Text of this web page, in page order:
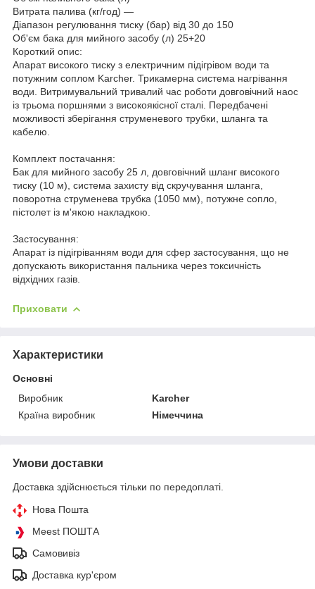
Витрата палива (кг/год) —
Діапазон регулювання тиску (бар) від 30 до 150
Об'єм бака для мийного засобу (л) 25+20
Короткий опис:
Апарат високого тиску з електричним підігрівом води та
потужним соплом Karcher. Трикамерна система нагрівання
води. Витримувальний тривалий час роботи довговічний наос
із трьома поршнями з високоякісної сталі. Передбачені
можливості зберігання струменевого трубки, шланга та
кабелю.
Комплект постачання:
Бак для мийного засобу 25 л, довговічний шланг високого
тиску (10 м), система захисту від скручування шланга,
поворотна струменева трубка (1050 мм), потужне сопло,
пістолет із м'якою накладкою.
Застосування:
Апарат із підігріванням води для сфер застосування, що не
допускають використання пальника через токсичність
відхідних газів.
Приховати
Характеристики
Основні
Виробник
Karcher
Країна виробник
Німеччина
Умови доставки
Доставка здійснюється тільки по передоплаті.
Нова Пошта
Meest ПОШТА
Самовивіз
Доставка кур'єром